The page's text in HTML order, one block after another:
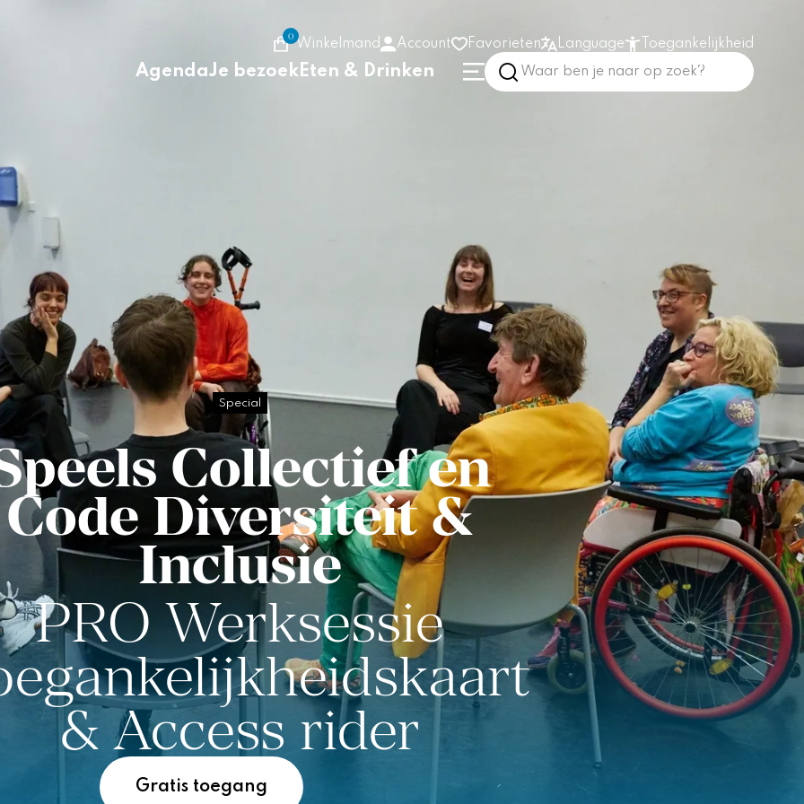
0
Winkelmand Account Favorieten Language Toegankelijkheid
AgendaJe bezoekEten & Drinken
Special
Collectief en
Code Diversiteit &
Inclusie
PRO Werksessie
& Access rider
Gratis toegang